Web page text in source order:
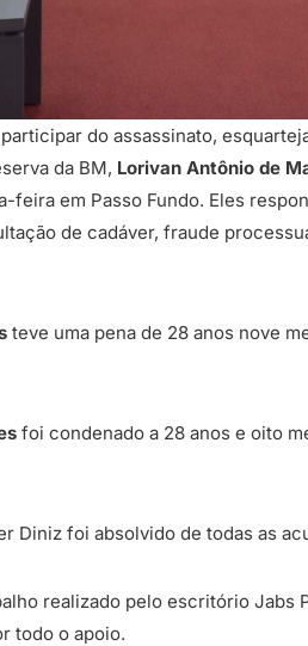
do assassinato,
da BM, Lorivan Antônio de
feira em Passo Fundo. Eles
de cadáver, fraude
teve uma pena de 28 anos nove
foi condenado a 28 anos e oito
Diniz foi absolvido de todas as
realizado pelo escritório Jabs
todo o apoio.